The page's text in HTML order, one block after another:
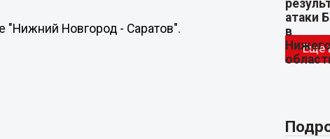
"Нижний Новгород - Саратов".
Еще